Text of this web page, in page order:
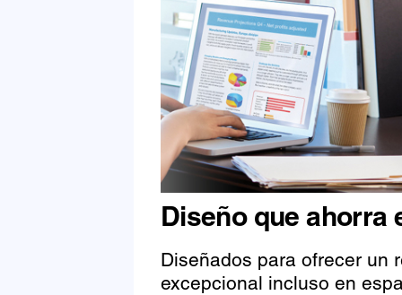
Diseño que ahorra
Diseñados para ofrecer un
excepcional incluso en